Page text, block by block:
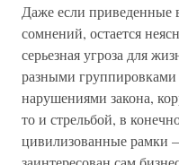
Даже если приведенные
сомнений, остается
серьезная угроза для
разными
нарушениями закона,
то и стрельбой, в
цивилизованные рамки